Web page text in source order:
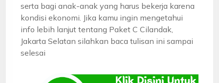
serta bagi anak-anak yang harus bekerja karena
kondisi ekonomi. Jika kamu ingin mengetahui
info lebih lanjut tentang Paket C Cilandak,
Jakarta Selatan silahkan baca tulisan ini sampai
selesai